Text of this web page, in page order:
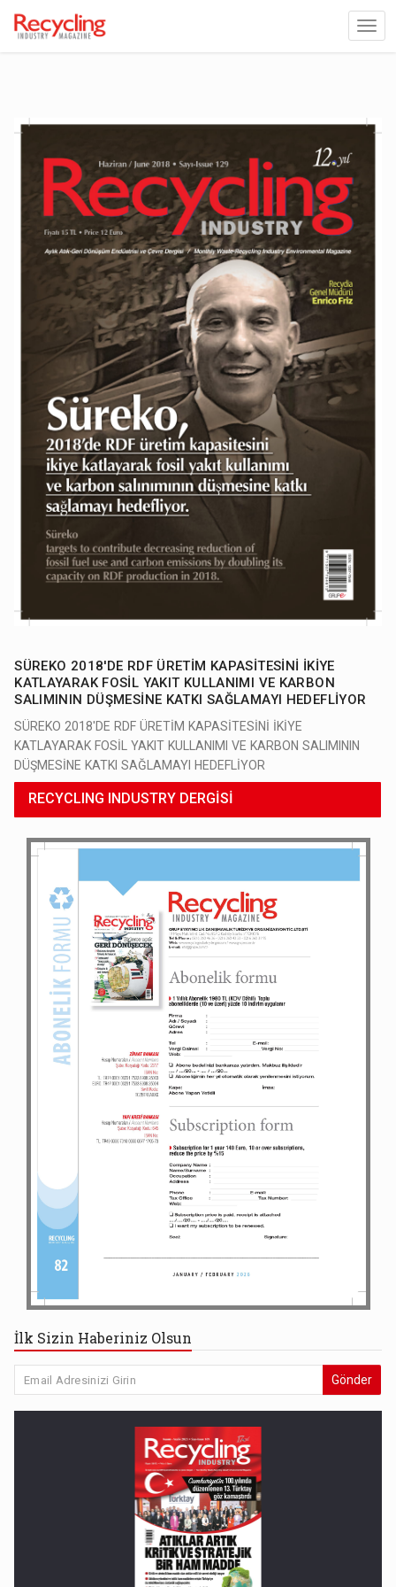
SÜREKO 2018'DE RDF ÜRETİM KAPASİTESİNİ İKİYE
KATLAYARAK FOSİL YAKIT KULLANIMI VE KARBON
SALIMININ DÜŞMESİNE KATKI SAĞLAMAYI HEDEFLİYOR
SÜREKO 2018'DE RDF ÜRETİM KAPASİTESİNİ İKİYE
KATLAYARAK FOSİL YAKIT KULLANIMI VE KARBON SALIMININ
DÜŞMESİNE KATKI SAĞLAMAYI HEDEFLİYOR
RECYCLING INDUSTRY DERGİSİ
İlk Sizin Haberiniz Olsun
Gönder